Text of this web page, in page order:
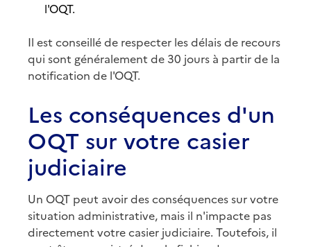
l'OQT.
Il est conseillé de respecter les délais de recours
qui sont généralement de 30 jours à partir de la
notification de l'OQT.
Les conséquences d'un
OQT sur votre casier
judiciaire
Un OQT peut avoir des conséquences sur votre
situation administrative, mais il n'impacte pas
directement votre casier judiciaire. Toutefois, il